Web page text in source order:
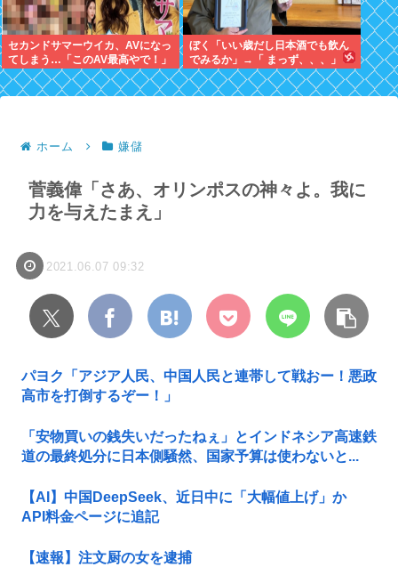
セカンドサマーウイカ、AVになっ
てしまう…「このAV最高やで！」
ぼく「いい歳だし日本酒でも飲ん
でみるか」→「 まっず、、、」
ホーム 嫌儲
菅義偉「さあ、オリンポスの神々よ。我に
力を与えたまえ」
2021.06.07 09:32
パヨク「アジア人民、中国人民と連帯して戦おー！悪政
高市を打倒するぞー！」
「安物買いの銭失いだったねぇ」とインドネシア高速鉄
道の最終処分に日本側騒然、国家予算は使わないと...
【AI】中国DeepSeek、近日中に「大幅値上げ」か
API料金ページに追記
【速報】注文厨の女を逮捕